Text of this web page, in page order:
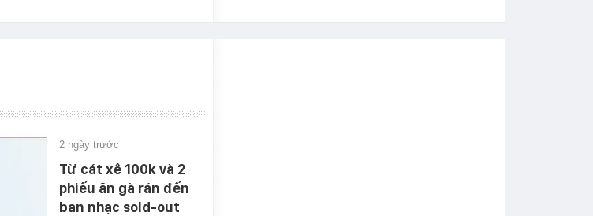
2 ngày trước
Từ cát xê 100k và 2
phiếu ăn gà rán đến
ban nhạc sold-out